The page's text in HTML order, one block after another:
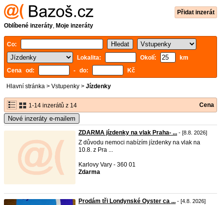
Přidat inzerát
Oblíbené inzeráty, Moje inzeráty
Co:
Lokalita:
Okolí:
km
Cena od:
- do: Kč
Hlavní stránka > Vstupenky > Jízdenky
1-14 inzerátů z 14 Cena
Nové inzeráty e-mailem
ZDARMA jízdenky na vlak Praha- ... - [8.8. 2026]
Z důvodu nemoci nabízím jízdenky na vlak na
10.8. z Pra ...
Karlovy Vary - 360 01
Zdarma
Prodám tři Londynské Oyster ca ... - [4.8. 2026]